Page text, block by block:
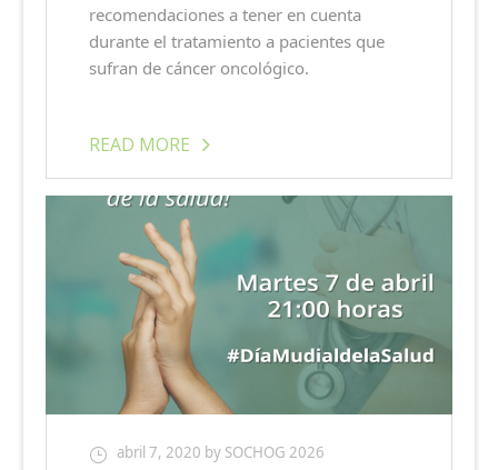
recomendaciones a tener en cuenta
durante el tratamiento a pacientes que
sufran de cáncer oncológico.
READ MORE
abril 7, 2020 by SOCHOG 2026